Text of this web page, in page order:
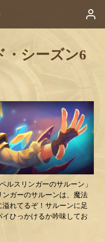
・シーズン6
ルスリンガーのサルーン」
ガーのサルーンは、魔法
れてるぞ！サルーンに足
ひっかけるか吟味してお